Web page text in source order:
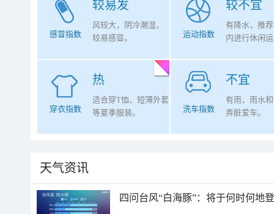
较易发
感冒指数
风较大，阴冷潮湿，
较易感冒。
较不宜
运动指数
有降水，推
内进行休闲
热
穿衣指数
适合穿T恤、短薄外套
等夏季服装。
不宜
洗车指数
有雨，雨水
弄脏爱车。
天气资讯
四问台风“白海豚”：将于何时何地